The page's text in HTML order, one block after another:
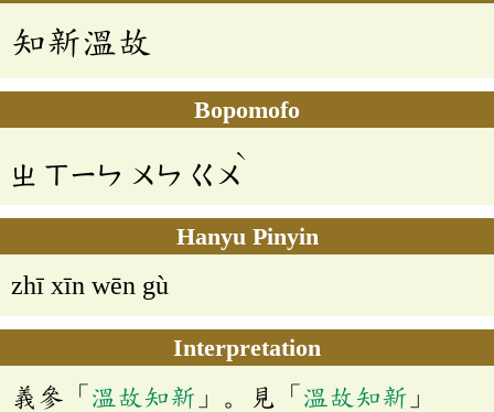
知新溫故
Bopomofo
ㄓ ㄒㄧㄣ ㄨㄣ ㄍㄨ
ˋ
Hanyu Pinyin
zhī xīn wēn gù
Interpretation
義參「 溫故知新 」。見「 溫故知新 」